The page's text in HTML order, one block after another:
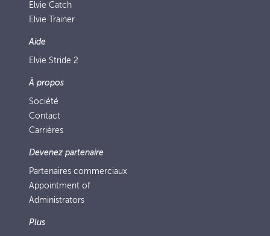
Elvie Catch
Elvie Trainer
Aide
Elvie Stride 2
À propos
Société
Contact
Carrières
Devenez partenaire
Partenaires commerciaux
Appointment of
Administrators
Plus